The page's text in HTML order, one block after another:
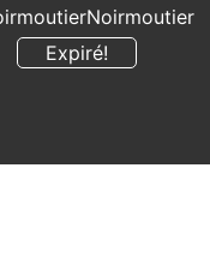
Expiré!
Noirmoutier